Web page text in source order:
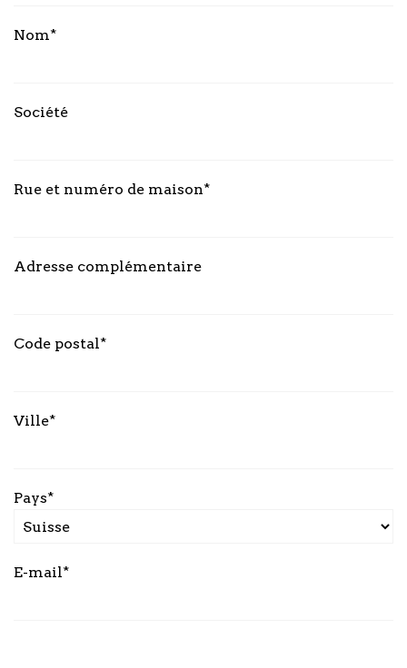
Nom*
Société
Rue et numéro de maison*
Adresse complémentaire
Code postal*
Ville*
Pays*
E-mail*